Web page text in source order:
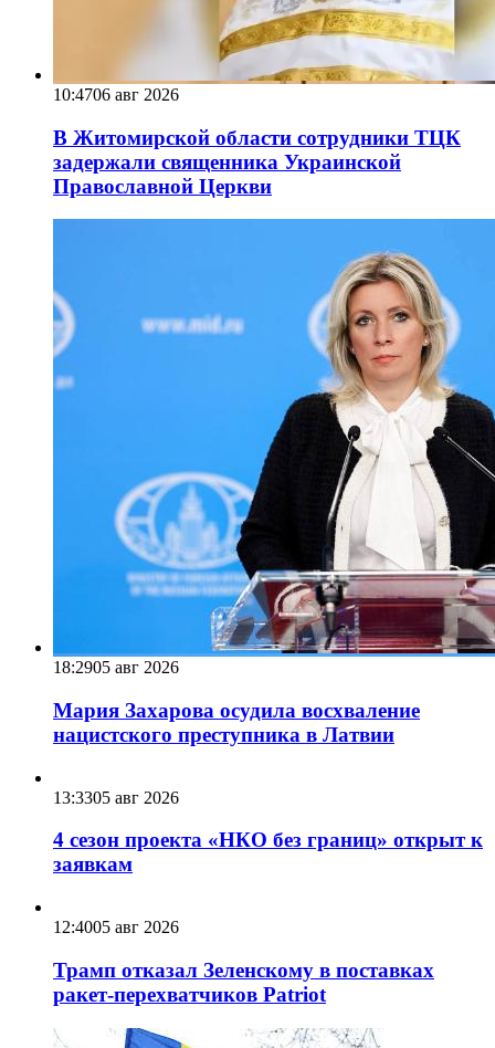
10:4706 авг 2026
В Житомирской области сотрудники ТЦК
задержали священника Украинской
Православной Церкви
18:2905 авг 2026
Мария Захарова осудила восхваление
нацистского преступника в Латвии
13:3305 авг 2026
4 сезон проекта «НКО без границ» открыт к
заявкам
12:4005 авг 2026
Трамп отказал Зеленскому в поставках
ракет-перехватчиков Patriot